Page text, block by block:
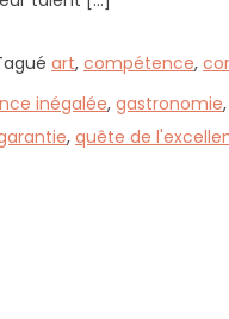
art, compétence,
inégalée, gastronomie,
, quête de